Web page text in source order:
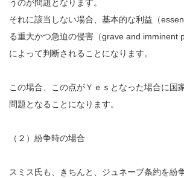
うのが問題となります。
それに該当しない場合、基本的な利益（
る重大かつ急迫の侵害（grave and imminent
によって判断されることになります。
この場合、この点がＹｅｓとなった場合に国
問題となることになります。
（２）紛争時の場合
スミス氏も、きちんと、ジュネーブ条約を紛